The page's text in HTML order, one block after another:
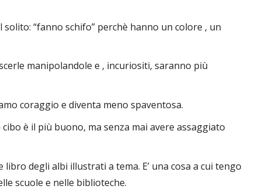
“fanno schifo” perchè hanno un colore , un
manipolandole e , incuriositi, saranno più
coraggio e diventa meno spaventosa.
è il più buono, ma senza mai avere assaggiato
degli albi illustrati a tema. E’ una cosa a cui tengo
scuole e nelle biblioteche.